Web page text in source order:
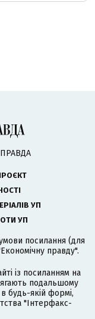
УП
УП
посилання (для
правду".
із посиланням на
подальшому
будь-якій формі,
"Інтерфакс-